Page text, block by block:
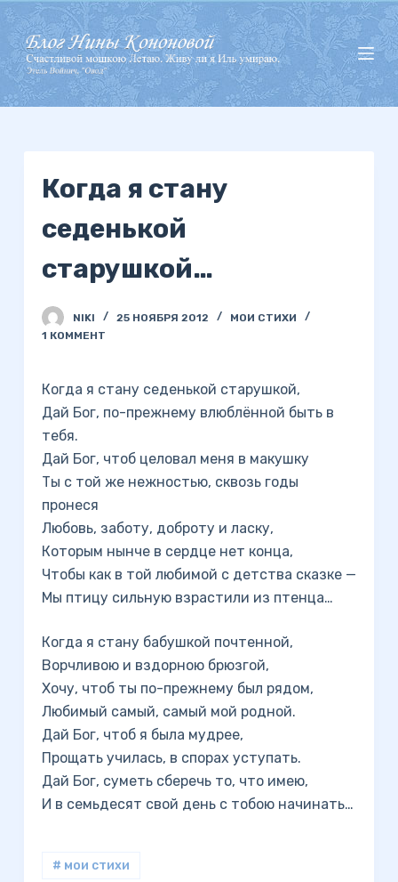
П
е
р
е
й
Когда я стану
седенькой
старушкой…
NIKI 25 НОЯБРЯ 2012
МОИ СТИХИ
1 КОММЕНТ
Когда я стану седенькой старушкой,
Дай Бог, по-прежнему влюблённой быть в
тебя.
Дай Бог, чтоб целовал меня в макушку
Ты с той же нежностью, сквозь годы
пронеся
Любовь, заботу, доброту и ласку,
Которым нынче в сердце нет конца,
Чтобы как в той любимой с детства сказке —
Мы птицу сильную взрастили из птенца…
Когда я стану бабушкой почтенной,
Ворчливою и вздорною брюзгой,
Хочу, чтоб ты по-прежнему был рядом,
Любимый самый, самый мой родной.
Дай Бог, чтоб я была мудрее,
Прощать училась, в спорах уступать.
Дай Бог, суметь сберечь то, что имею,
И в семьдесят свой день с тобою начинать…
# мои стихи